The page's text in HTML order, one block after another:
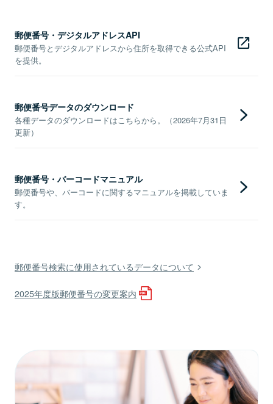
郵便番号・デジタルアドレスAPI
郵便番号とデジタルアドレスから住所を取得できる公式API
を提供。
郵便番号データのダウンロード
各種データのダウンロードはこちらから。（2026年7月31日
更新）
郵便番号・バーコードマニュアル
郵便番号や、バーコードに関するマニュアルを掲載していま
す。
郵便番号検索に使用されているデータについて
2025年度版郵便番号の変更案内